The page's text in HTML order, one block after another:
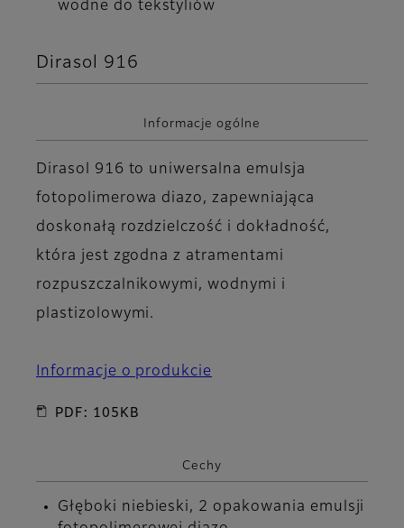
wodne do tekstyliów
Dirasol 916
Informacje ogólne
Dirasol 916 to uniwersalna emulsja
fotopolimerowa diazo, zapewniająca
doskonałą rozdzielczość i dokładność,
która jest zgodna z atramentami
rozpuszczalnikowymi, wodnymi i
plastizolowymi.
Informacje o produkcie
PDF: 105KB
Cechy
Głęboki niebieski, 2 opakowania emulsji